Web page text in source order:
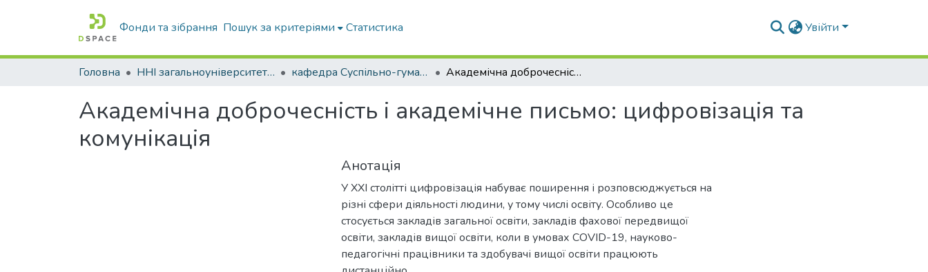
Фонди та зібрання Пошук за критеріями Статистика Увійти
Головна ННІ загальноуніверситетської підготовки кафедра Суспільно-гуманітарні науки Академічна доброчесність і академічне письмо: цифровізація та комунікація
Академічна доброчесність і академічне письмо: цифровізація та
комунікація
Анотація
У ХХІ столітті цифровізація набуває поширення і розповсюджується на
різні сфери діяльності людини, у тому числі освіту. Особливо це
стосується закладів загальної освіти, закладів фахової передвищої
освіти, закладів вищої освіти, коли в умовах COVID-19, науково-
педагогічні працівники та здобувачі вищої освіти працюють